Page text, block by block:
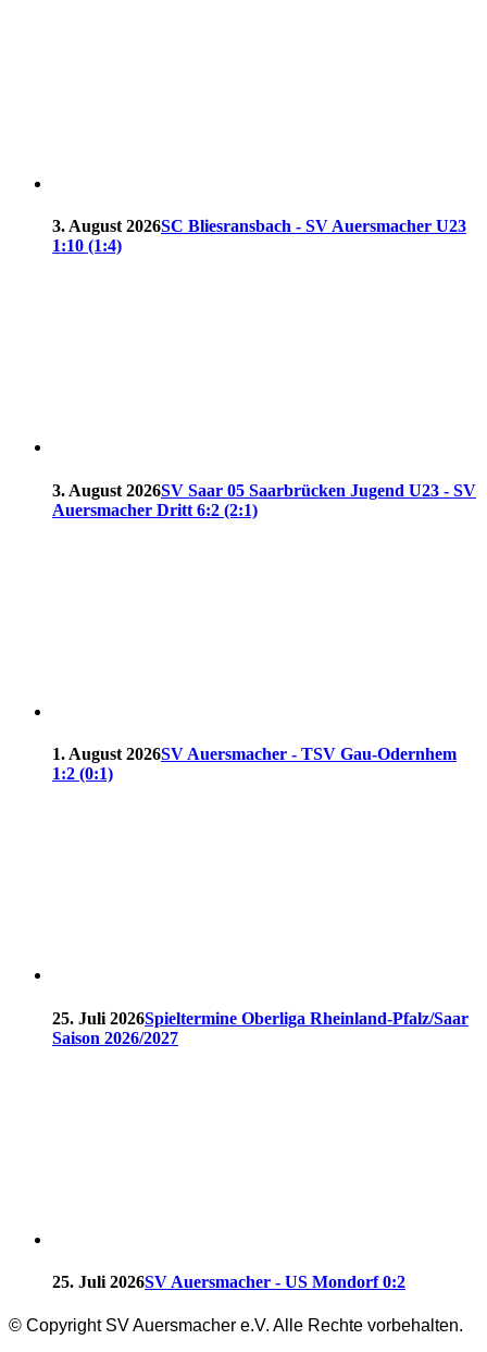
3. August 2026SC Bliesransbach - SV Auersmacher U23
1:10 (1:4)
3. August 2026SV Saar 05 Saarbrücken Jugend U23 - SV
Auersmacher Dritt 6:2 (2:1)
1. August 2026SV Auersmacher - TSV Gau-Odernhem
1:2 (0:1)
25. Juli 2026Spieltermine Oberliga Rheinland-Pfalz/Saar
Saison 2026/2027
25. Juli 2026SV Auersmacher - US Mondorf 0:2
© Copyright SV Auersmacher e.V. Alle Rechte vorbehalten.